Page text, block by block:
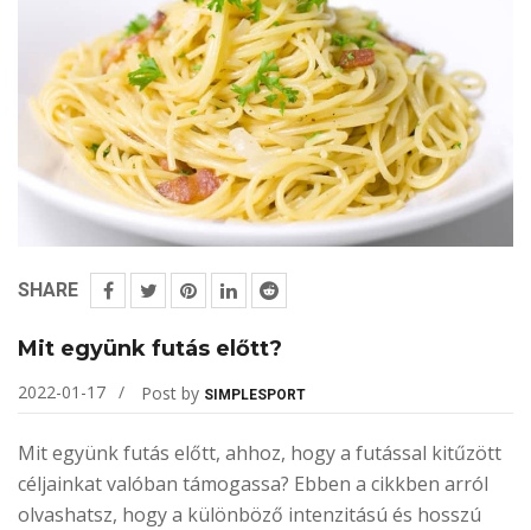
SHARE
Mit együnk futás előtt?
2022-01-17 Post by SIMPLESPORT
Mit együnk futás előtt, ahhoz, hogy a futással kitűzött
céljainkat valóban támogassa? Ebben a cikkben arról
olvashatsz, hogy a különböző intenzitású és hosszú